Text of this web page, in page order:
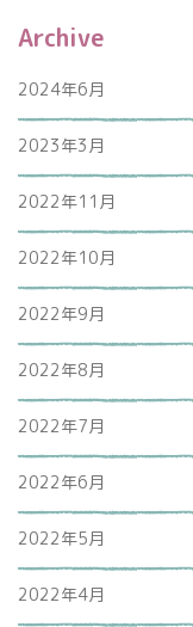
Archive
2024年6月
2023年3月
2022年11月
2022年10月
2022年9月
2022年8月
2022年7月
2022年6月
2022年5月
2022年4月